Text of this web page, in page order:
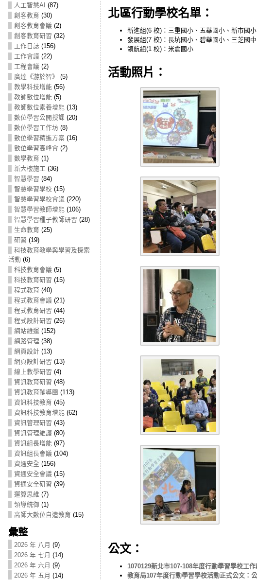
人工智慧AI (87)
創客教育 (30)
創客教育會議 (2)
創客教育研習 (32)
工作日誌 (156)
工作會議 (22)
工程會議 (2)
廣達《游於智》
(5)
教學科技增能(56)
教師數位增能(5)
教師數位素養增能(13)
數位學習公開授課 (20)
數位學習工作坊(8)
數位學習精進方案 (16)
數位學習高峰會 (2)
數學教育 (1)
新大樓施工 (36)
智慧學習 (84)
智慧學習學校 (15)
智慧學習學校會議 (220)
智慧學習教師增能(106)
智慧學習種子教師研習 (28)
生命教育 (25)
研習 (19)
科技教育教學與學習及探索
活動 (6)
科技教育會議 (5)
科技教育研習 (15)
程式教育 (40)
程式教育會議 (21)
程式教育研習 (44)
程式設計研習 (26)
網站維運 (152)
網路管理 (38)
網頁設計(13)
網頁設計研習 (13)
線上教學研習 (4)
資訊教育研習 (48)
資訊教育輔導團 (113)
資訊科技教育 (45)
資訊科技教育增能(62)
資訊管理研習 (43)
資訊管理維護(80)
資訊組長增能(97)
資訊組長會議 (104)
資通安全 (156)
資通安全會議 (15)
資通安全研習 (39)
運算思維 (7)
領導統御 (1)
高師大數位自造教育 (15)
彙整
2026 年 八月 (9)
2026 年 七月 (14)
2026 年 六月 (9)
2026 年 五月 (14)
北區行動學校名單：
新進組(6 校)：三重國小、五華國小、新市國
發展組(7 校)：長坑國小、碧華國小、三芝國
領航組(1 校)：米倉國小
活動照片：
公文：
1070129新北市107-108年度行動學習學校工
教育局107年度行動學習學校活動正式公文：